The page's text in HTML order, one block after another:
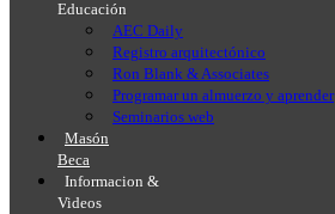
Educación
AEC Daily
Registro arquitectónico
Ron Blank & Associates
Programar un almuerzo y aprender
Seminarios web
Masón
Beca
Informacion &
Videos